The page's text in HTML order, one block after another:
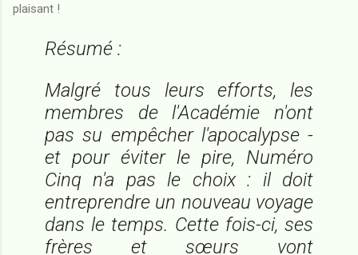
plaisant !
Résumé :
Malgré tous leurs efforts, les
membres de l'Académie n'ont
pas su empêcher l'apocalypse -
et pour éviter le pire, Numéro
Cinq n'a pas le choix : il doit
entreprendre un nouveau voyage
dans le temps. Cette fois-ci, ses
frères et sœurs vont